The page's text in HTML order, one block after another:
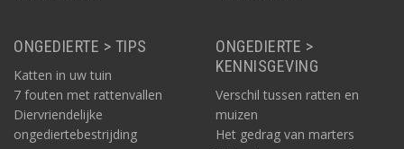
ONGEDIERTE > TIPS
Katten in uw tuin
7 fouten met rattenvallen
Diervriendelijke
ongediertebestrijding
ONGEDIERTE >
KENNISGEVING
Verschil tussen ratten en
muizen
Het gedrag van marters